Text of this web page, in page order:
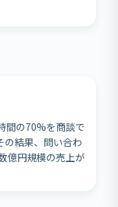
間の70%を商談で
の結果、問い合わ
億円規模の売上が